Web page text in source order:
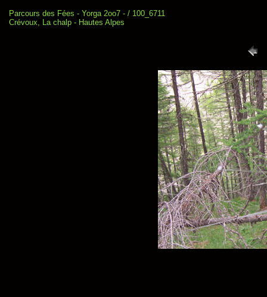
Parcours des Fées - Yorga 2oo7 - / 100_6711
Crévoux, La chalp - Hautes Alpes